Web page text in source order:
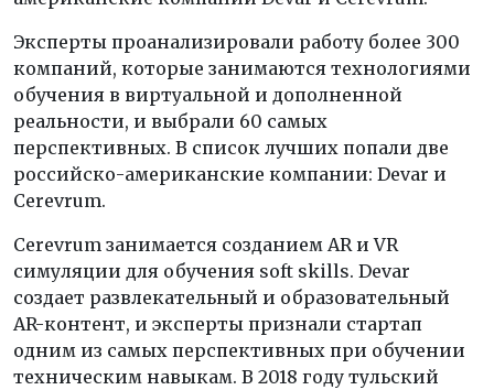
Эксперты проанализировали работу более 300
компаний, которые занимаются технологиями
обучения в виртуальной и дополненной
реальности, и выбрали 60 самых
перспективных. В список лучших попали две
российско-американские компании: Devar и
Cerevrum.
Cerevrum занимается созданием AR и VR
симуляции для обучения soft skills. Devar
создает развлекательный и образовательный
AR-контент, и эксперты признали стартап
одним из самых перспективных при обучении
техническим навыкам. В 2018 году тульский